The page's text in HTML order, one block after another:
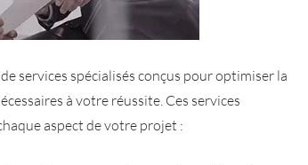
services spécialisés conçus pour optimiser la
à votre réussite. Ces services
aspect de votre projet :